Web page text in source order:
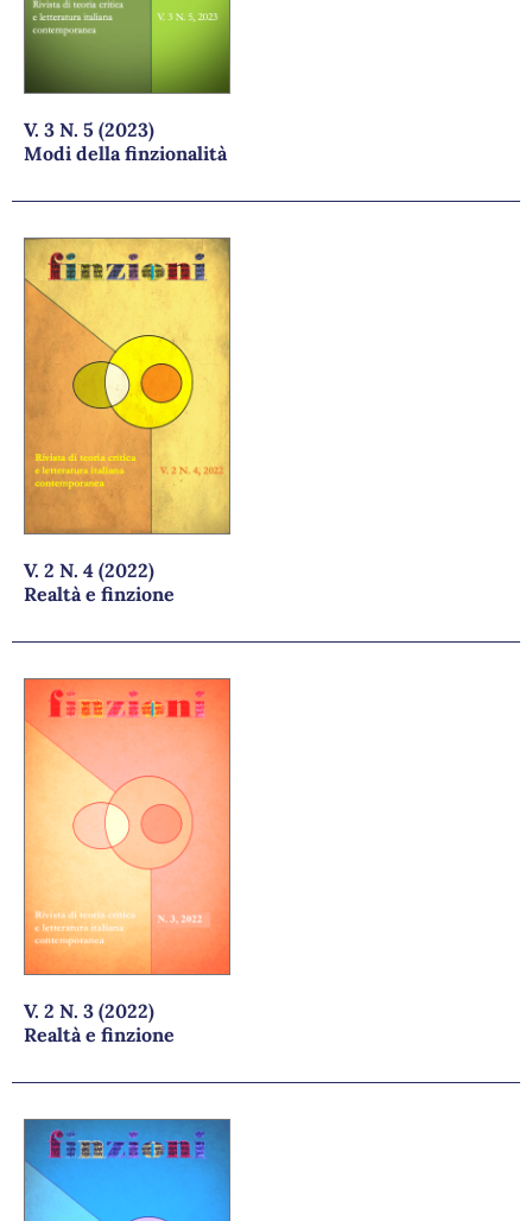
V. 3 N. 5 (2023)
Modi della finzionalità
V. 2 N. 4 (2022)
Realtà e finzione
V. 2 N. 3 (2022)
Realtà e finzione